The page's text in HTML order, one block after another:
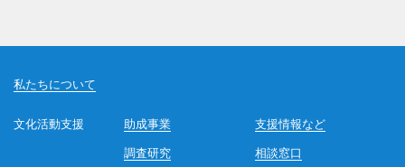
私たちについて
文化活動支援 助成事業
調査研究 相談窓口
支援情報など